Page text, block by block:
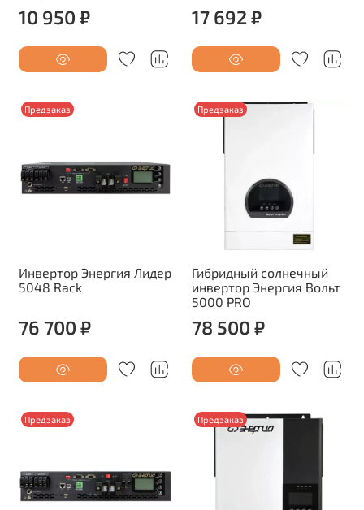
10 950 ₽ 17 692 ₽
Предзаказ
Инвертор Энергия Лидер
5048 Rack
76 700 ₽
Предзаказ
Гибридный солнечный
инвертор Энергия Вольт
5000 PRO
78 500 ₽
Предзаказ Предзаказ